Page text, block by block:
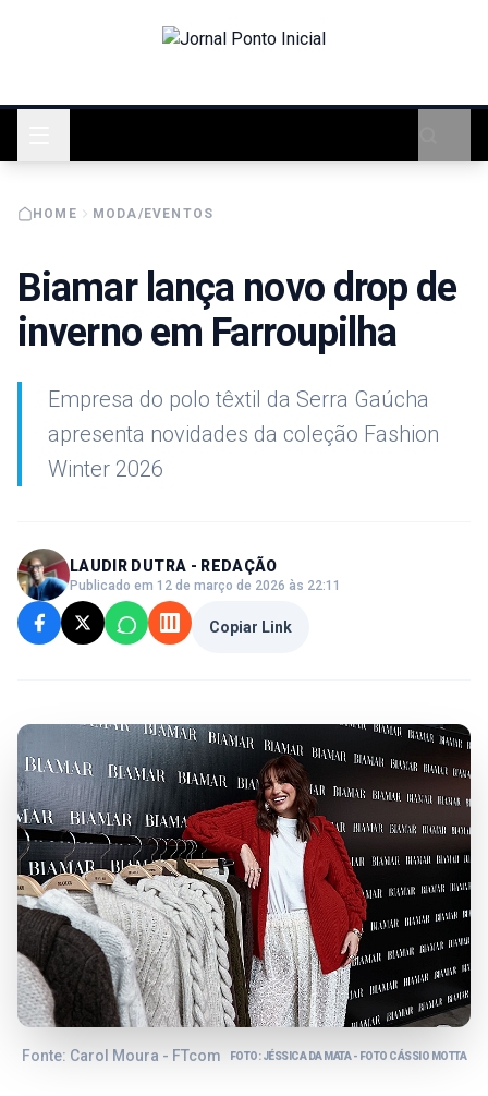
HOME MODA/EVENTOS
Biamar lança novo drop de
inverno em Farroupilha
Empresa do polo têxtil da Serra Gaúcha
apresenta novidades da coleção Fashion
Winter 2026
LAUDIR DUTRA - REDAÇÃO
Publicado em 12 de março de 2026 às 22:11
Copiar Link
Fonte: Carol Moura - FTcom FOTO: JÉSSICA DA MATA - FOTO CÁSSIO MOTTA